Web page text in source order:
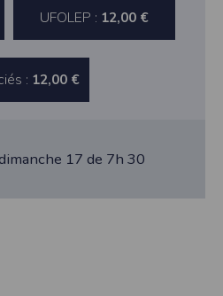
UFOLEP : 12,00 €
: 12,00 €
17 de 7h 30
This app